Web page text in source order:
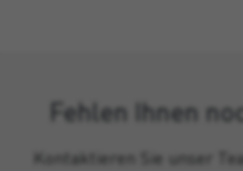
Fehlen Ihnen
Kontaktieren Sie unser